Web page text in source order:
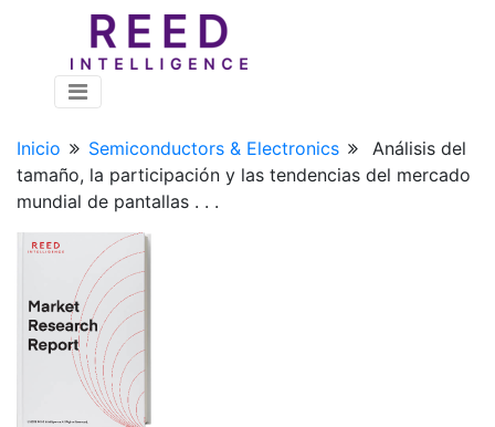
Inicio Semiconductors & Electronics
Análisis del
tamaño, la participación y las tendencias del mercado
mundial de pantallas . . .